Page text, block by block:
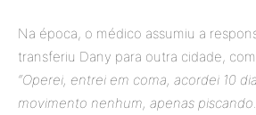
Na época, o médico assumiu a
transferiu Dany para outra cidade,
“Operei, entrei em coma, acordei 10
movimento nenhum, apenas